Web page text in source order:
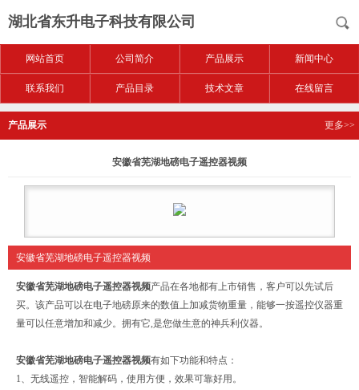
湖北省东升电子科技有限公司
网站首页 公司简介 产品展示 新闻中心
联系我们 产品目录 技术文章 在线留言
产品展示 更多>>
安徽省芜湖地磅电子遥控器视频
安徽省芜湖地磅电子遥控器视频
安徽省芜湖地磅电子遥控器视频产品在各地都有上市销售，客户可以先试后
买。该产品可以在电子地磅原来的数值上加减货物重量，能够一按遥控仪器重
量可以任意增加和减少。拥有它,是您做生意的神兵利仪器。
安徽省芜湖地磅电子遥控器视频有如下功能和特点：
1、无线遥控，智能解码，使用方便，效果可靠好用。